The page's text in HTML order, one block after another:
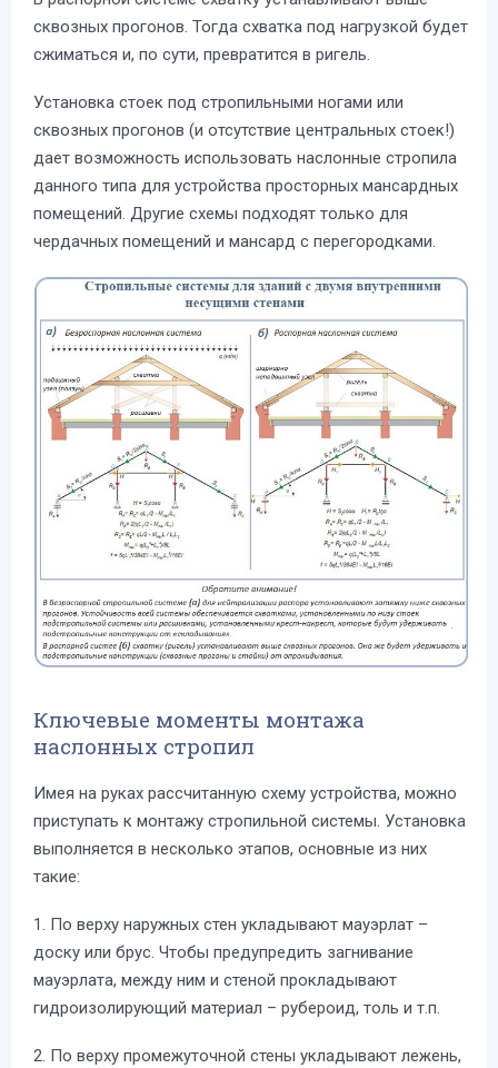
сквозных прогонов. Тогда схватка под нагрузкой будет
сжиматься и, по сути, превратится в ригель.
Установка стоек под стропильными ногами или
сквозных прогонов (и отсутствие центральных стоек!)
дает возможность использовать наслонные стропила
данного типа для устройства просторных мансардных
помещений. Другие схемы подходят только для
чердачных помещений и мансард с перегородками.
Ключевые моменты монтажа
наслонных стропил
Имея на руках рассчитанную схему устройства, можно
приступать к монтажу стропильной системы. Установка
выполняется в несколько этапов, основные из них
такие:
1. По верху наружных стен укладывают мауэрлат –
доску или брус. Чтобы предупредить загнивание
мауэрлата, между ним и стеной прокладывают
гидроизолирующий материал – рубероид, толь и т.п.
2. По верху промежуточной стены укладывают лежень,